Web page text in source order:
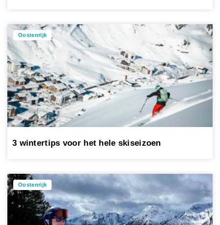
Oostenrijk
3 wintertips voor het hele skiseizoen
Oostenrijk